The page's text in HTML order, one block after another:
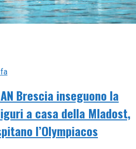
Brescia inseguono la
a casa della Mladost,
l’Olympiacos